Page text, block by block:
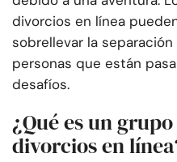
divorcios en línea
sobrellevar la
personas que están
desafíos.
¿Qué es un
divorcios en